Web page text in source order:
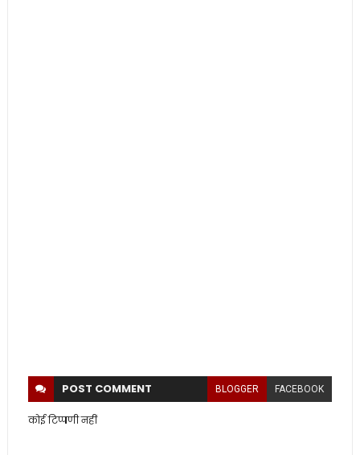
POST COMMENT BLOGGER FACEBOOK
कोई टिप्पणी नहीं